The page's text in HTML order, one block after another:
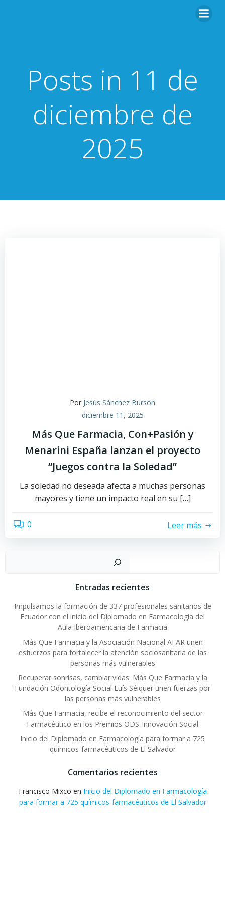
Posts in 11 de
diciembre de
2025
Por Jesús Sánchez Bursón
diciembre 11, 2025
Más Que Farmacia, Con+Pasión y
Menarini España lanzan el proyecto
“Juegos contra la Soledad”
La soledad no deseada afecta a muchas personas
mayores y tiene un impacto real en su […]
0 Leer más
Buscar
Entradas recientes
Impulsamos la formación de 337 profesionales sanitarios de
Ecuador con el inicio del Diplomado en Farmacología del
Aula Iberoamericana de Farmacia
Más Que Farmacia y la Asociación Nacional AFAR unen
esfuerzos para fortalecer la atención sociosanitaria de las
personas más vulnerables
Recuperar sonrisas, cambiar vidas: Más Que Farmacia y la
Fundación Odontología Social Luís Séiquer unen fuerzas por
las personas más vulnerables
Más Que Farmacia, recibe el reconocimiento del sector
Farmacéutico en los Premios ODS-Innovación Social
Inicio del Diplomado en Farmacología para formar a 725
químicos-farmacéuticos de El Salvador
Comentarios recientes
Francisco Mixco en Inicio del Diplomado en Farmacología
para formar a 725 químicos-farmacéuticos de El Salvador